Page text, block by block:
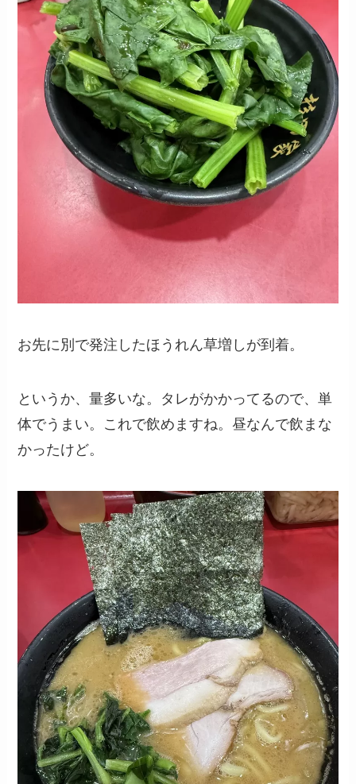
お先に別で発注したほうれん草増しが到着。
というか、量多いな。タレがかかってるので、単
体でうまい。これで飲めますね。昼なんで飲まな
かったけど。